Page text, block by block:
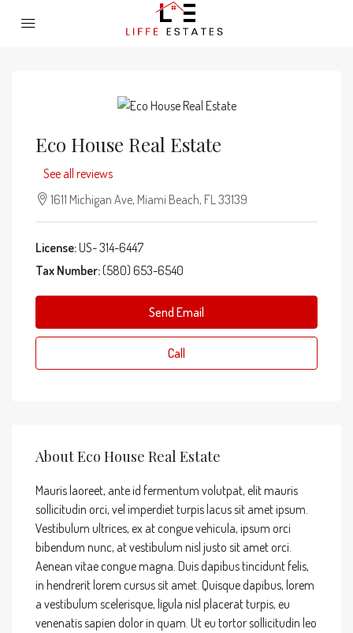
Eco House Real Estate
See all reviews
1611 Michigan Ave, Miami Beach, FL 33139
License:US- 314-6447
Tax Number:(580) 653-6540
Send Email
Call
About Eco House Real Estate
Mauris laoreet, ante id fermentum volutpat, elit mauris
sollicitudin orci, vel imperdiet turpis lacus sit amet ipsum.
Vestibulum ultrices, ex at congue vehicula, ipsum orci
bibendum nunc, at vestibulum nisl justo sit amet orci.
Aenean vitae congue magna. Duis dapibus tincidunt felis,
in hendrerit lorem cursus sit amet. Quisque dapibus, lorem
a vestibulum scelerisque, ligula nisl placerat turpis, eu
venenatis sapien dolor in quam. Ut eu tortor sollicitudin leo